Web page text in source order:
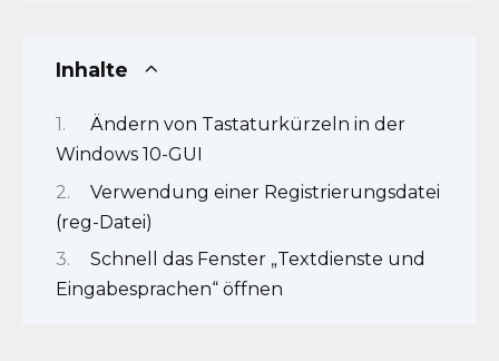
Inhalte
Ändern von Tastaturkürzeln in der
Windows 10-GUI
Verwendung einer Registrierungsdatei
(reg-Datei)
Schnell das Fenster „Textdienste und
Eingabesprachen“ öffnen